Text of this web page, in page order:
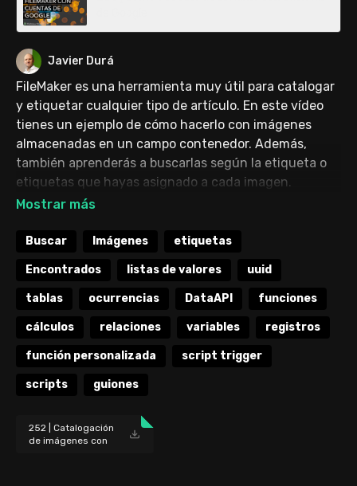
Javier Durá
FileMaker es una herramienta muy útil para catalogar
y etiquetar cualquier tipo de artículo. En este vídeo
tienes un ejemplo de cómo hacerlo con imágenes
almacenadas en un campo contenedor. Además,
también aprenderás a buscarlas según la etiqueta o
etiquetas que hayas asignado a cada imagen.
00:15Origen del vídeo
00:33 Presentación del archivo
03:08Añadir etiquetas a la lista
04:23
Campos contenedor y almacenamiento externo
Autointroducción de metadatos
06:40GetContainerAttribute
15:25 Cuántas imágenes hay de cada
20:40Creación de nuevas etiquetas
Buscar Imágenes etiquetas
Encontrados listas de valores uuid
tablas ocurrencias DataAPI funciones
cálculos relaciones variables registros
función personalizada script trigger
scripts guiones
252 | Catalogación
de imágenes con